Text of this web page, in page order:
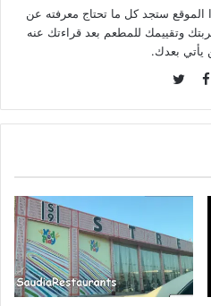
ستجد كل ما تحتاج معرفته عن
وتقييمك للمطعم بعد قراءتك عنه
يأتي بعدك.
Facebook